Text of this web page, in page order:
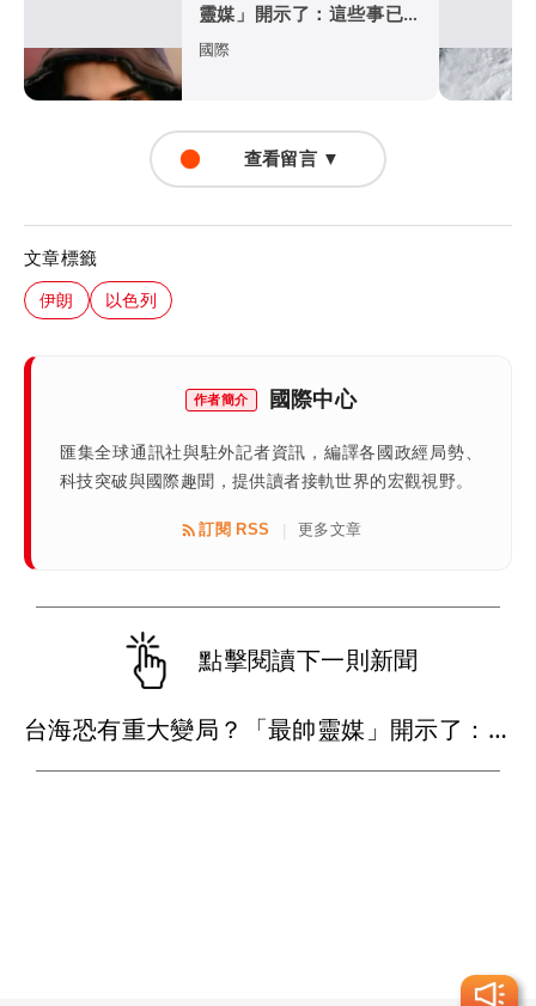
靈媒」開示了：這些事已應
驗
國際
查看留言 ▼
文章標籤
伊朗 以色列
作者簡介 國際中心
匯集全球通訊社與駐外記者資訊，編譯各國政經局勢、
科技突破與國際趣聞，提供讀者接軌世界的宏觀視野。
訂閱 RSS | 更多文章
點擊閱讀下一則新聞
台海恐有重大變局？「最帥靈媒」開示了：這些事已應驗